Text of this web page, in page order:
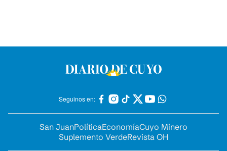
Seguinos en:
San JuanPolíticaEconomíaCuyo Minero
Suplemento VerdeRevista OH